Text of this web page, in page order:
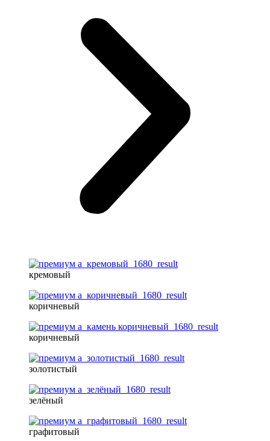
кремовый
коричневый
коричневый
золотистый
зелёный
графитовый